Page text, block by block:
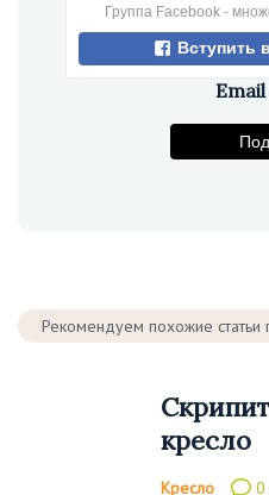
Группа Facebook -
Вступить
Рекомендуем похожие статьи
кресло
Кресло 0